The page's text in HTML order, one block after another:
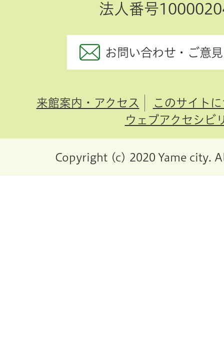
法人番号
お問い合わせ・ご意
来館案内・アクセス
このサイト
ウェブアクセシビ
Copyright (c) 2020 Yame city.